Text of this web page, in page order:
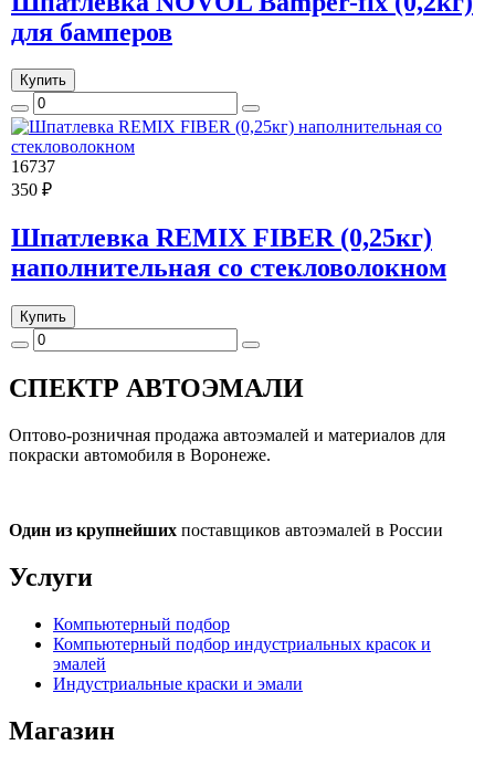
для бамперов
Купить
16737
350 ₽
Шпатлевка REMIX FIBER (0,25кг)
наполнительная со стекловолокном
Купить
СПЕКТР АВТОЭМАЛИ
Оптово-розничная продажа автоэмалей и материалов для
покраски автомобиля в Воронеже.
Один из крупнейших поставщиков автоэмалей в России
Услуги
Компьютерный подбор
Компьютерный подбор индустриальных красок и
эмалей
Индустриальные краски и эмали
Магазин